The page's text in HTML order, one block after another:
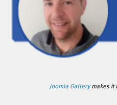
Joomla Gallerymakes it